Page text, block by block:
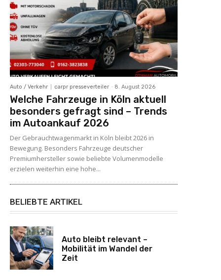
Auto / Verkehr carpr presseverteiler - 8. August 2026
Welche Fahrzeuge in Köln aktuell
besonders gefragt sind – Trends
im Autoankauf 2026
Der Gebrauchtwagenmarkt in Köln bleibt 2026 in
Bewegung. Besonders Fahrzeuge deutscher
Premiumhersteller sowie beliebte Volumenmodelle
erzielen weiterhin eine hohe...
BELIEBTE ARTIKEL
Auto bleibt relevant –
Mobilität im Wandel der
Zeit